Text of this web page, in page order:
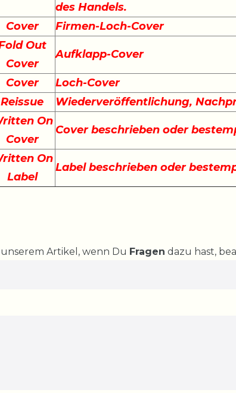
des Handels.
Cover Firmen-Loch-Cover
Out
Cover
Aufklapp-Cover
Cover
Loch-Cover
Reissue Wiederveröffentlichung,
On
Cover
Cover beschrieben oder
On
Label
Label beschrieben oder
Artikel, wenn Du Fragen dazu hast,